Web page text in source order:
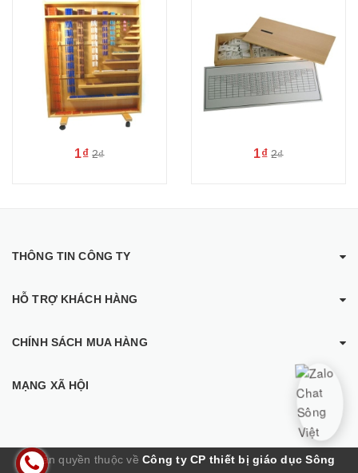
1₫ 2₫ 1₫ 2₫
THÔNG TIN CÔNG TY
HỖ TRỢ KHÁCH HÀNG
CHÍNH SÁCH MUA HÀNG
MẠNG XÃ HỘI
© Bản quyền thuộc về Công ty CP thiết bị giáo dục Sông